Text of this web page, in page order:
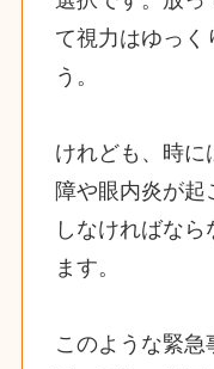
て視力はゆっく
う。
けれども、時に
障や眼内炎が起
しなければな
ます。
このような緊